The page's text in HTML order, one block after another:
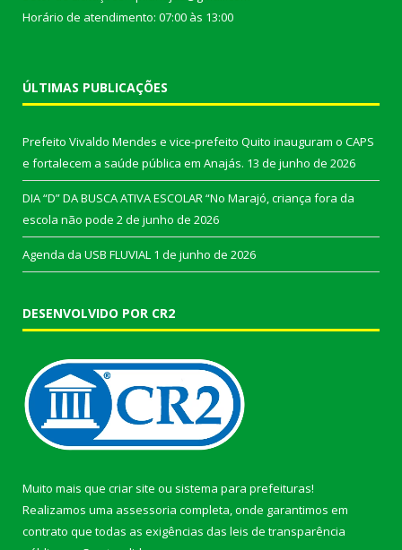
Horário de atendimento: 07:00 às 13:00
ÚLTIMAS PUBLICAÇÕES
Prefeito Vivaldo Mendes e vice-prefeito Quito inauguram o CAPS
e fortalecem a saúde pública em Anajás. 13 de junho de 2026
DIA “D” DA BUSCA ATIVA ESCOLAR “No Marajó, criança fora da
escola não pode 2 de junho de 2026
Agenda da USB FLUVIAL 1 de junho de 2026
DESENVOLVIDO POR CR2
Muito mais que criar site ou sistema para prefeituras!
Realizamos uma assessoria completa, onde garantimos em
contrato que todas as exigências das leis de transparência